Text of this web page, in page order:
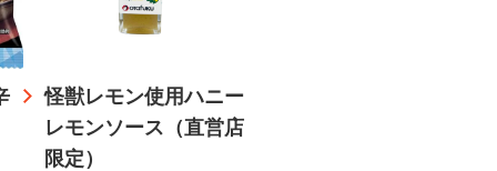
怪獣レモン使用ハニー
レモンソース（直営店
限定）